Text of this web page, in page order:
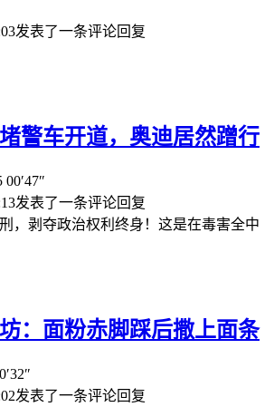
发表了一条评论回复
警车开道，奥迪居然蹭行
00′47″
发表了一条评论回复
，剥夺政治权利终身！这是在毒害全中
：面粉赤脚踩后撒上面条
发表了一条评论回复